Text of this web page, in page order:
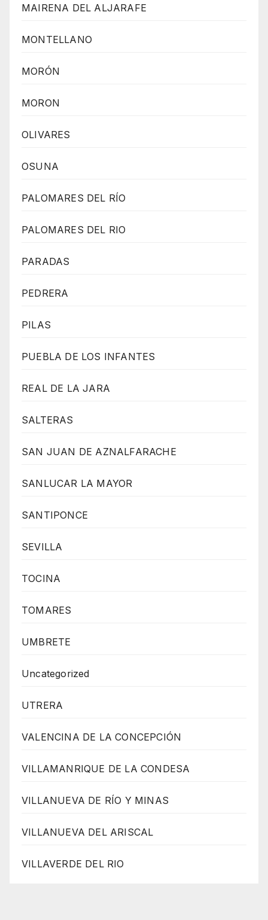
MAIRENA DEL ALJARAFE
MONTELLANO
MORÓN
MORON
OLIVARES
OSUNA
PALOMARES DEL RÍO
PALOMARES DEL RIO
PARADAS
PEDRERA
PILAS
PUEBLA DE LOS INFANTES
REAL DE LA JARA
SALTERAS
SAN JUAN DE AZNALFARACHE
SANLUCAR LA MAYOR
SANTIPONCE
SEVILLA
TOCINA
TOMARES
UMBRETE
Uncategorized
UTRERA
VALENCINA DE LA CONCEPCIÓN
VILLAMANRIQUE DE LA CONDESA
VILLANUEVA DE RÍO Y MINAS
VILLANUEVA DEL ARISCAL
VILLAVERDE DEL RIO